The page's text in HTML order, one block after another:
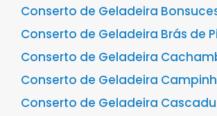
Conserto de Geladeira
Conserto de Geladeira Brás de
Conserto de Geladeira
Conserto de Geladeira
Conserto de Geladeira